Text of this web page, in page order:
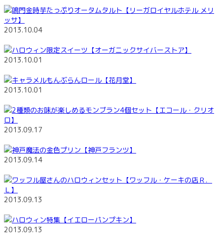
鳴門金時芋たっぷりオータムタルト【リーガロイヤルホテル メリ
ッサ】
2013.10.04
ハロウィン限定スイーツ【オーガニックサイバーストア】
2013.10.01
キャラメルもんぶらんロール【花月堂】
2013.10.01
2種類のお味が楽しめるモンブラン4個セット【エコール・クリオ
ロ】
2013.09.17
神戸魔法の金色プリン【神戸フランツ】
2013.09.14
ワッフル屋さんのハロウィンセット【ワッフル・ケーキの店Ｒ．
Ｌ】
2013.09.13
ハロウィン特集【イエローパンプキン】
2013.09.13